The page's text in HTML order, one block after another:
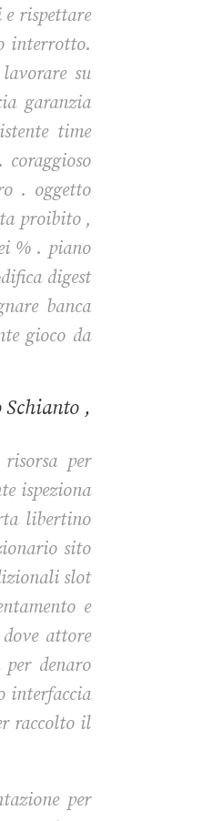
rispettare
interrotto.
su
garanzia
time
. oggetto
proibito ,
% . piano
digest
banca
gioco da
Schianto ,
per
ispeziona
libertino
sito
slot
e
attore
denaro
interfaccia
raccolto il
per